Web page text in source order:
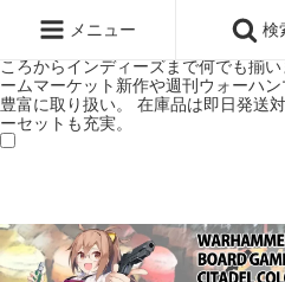
ミアムショップTORAYAMA。通販・
ハンマーとボードゲームのことなら
ころからインディーズまで何でも揃
ームマーケット新作や週刊ウォーハ
豊富に取り扱い。 在庫品は即日発送
ーセットも充実。
メニュー 検